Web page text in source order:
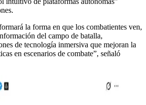
la forma en que los combatientes ven,
del campo de batalla,
de tecnología inmersiva que mejoran la
en escenarios de combate”, señaló